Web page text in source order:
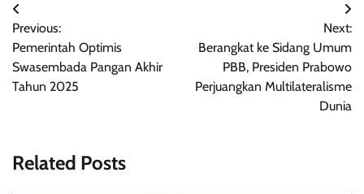
Navigasi
pos
Previous:
Pemerintah Optimis
Swasembada Pangan Akhir
Tahun 2025
Next:
Berangkat ke Sidang Umum
PBB, Presiden Prabowo
Perjuangkan Multilateralisme
Dunia
Related Posts